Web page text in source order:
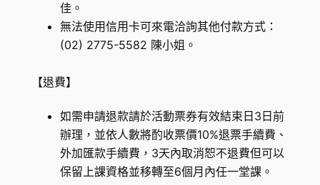
佳。
無法使用信用卡可來電洽詢其他付款方式：
(02) 2775-5582 陳小姐。
【退費】
如需申請退款請於活動票券有效結束日3日前
辦理，並依人數將酌收票價10%退票手續費、
外加匯款手續費，3天內取消恕不退費但可以
保留上課資格並移轉至6個月內任一堂課。